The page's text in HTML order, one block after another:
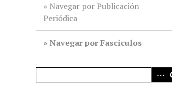
Navegar por Publicación
Periódica
Navegar por Fascículos